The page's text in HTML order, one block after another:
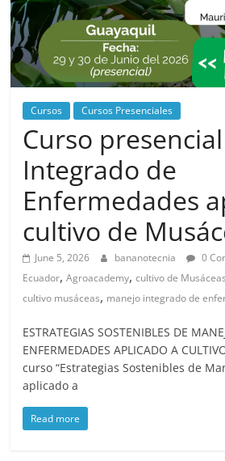
Cursos Cursos Presenciales
Curso
Integrado de
Enfermedades
cultivo de
June 5, 2026 bananotecnia 0
Ecuador,Agroacademy,cultivo de Musáceas
cultivo musáceas, manejo integrado de
ESTRATEGIAS SOSTENIBLES DE
ENFERMEDADES APLICADO A
curso “Estrategias Sostenibles de
aplicado a
Read more